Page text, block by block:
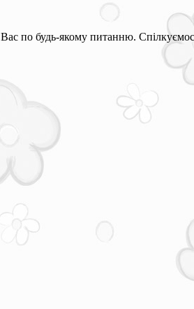
по будь-якому питанню.